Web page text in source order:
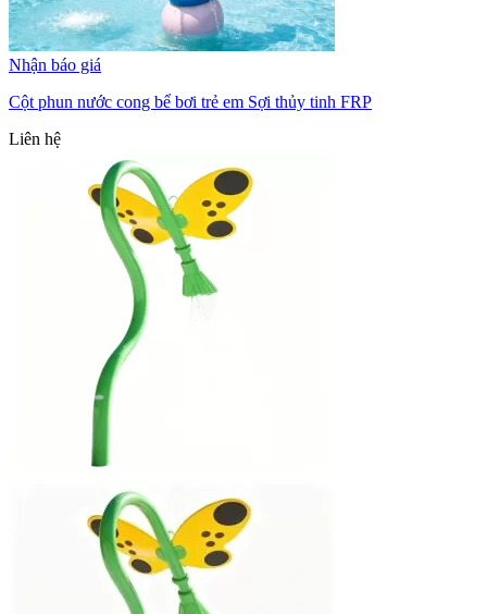
Nhận báo giá
Cột phun nước cong bể bơi trẻ em Sợi thủy tinh FRP
Liên hệ